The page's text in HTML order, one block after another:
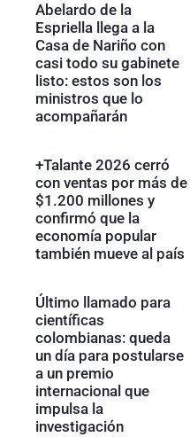
Abelardo de la
Espriella llega a la
Casa de Nariño con
casi todo su gabinete
listo: estos son los
ministros que lo
acompañarán
+Talante 2026 cerró
con ventas por más de
$1.200 millones y
confirmó que la
economía popular
también mueve al país
Último llamado para
científicas
colombianas: queda
un día para postularse
a un premio
internacional que
impulsa la
investigación